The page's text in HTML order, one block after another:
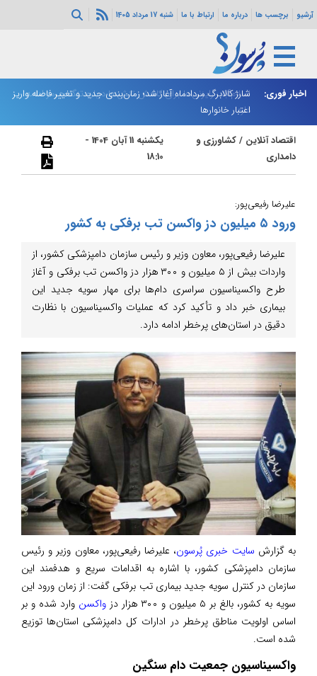
آرشیو برچسب ها درباره ما ارتباط با ما شنبه 17 مرداد 1405
اخبار فوری:
اسلام‌آباد: رایزنی‌ها برای کاهش تنش‌ها درباره تنگه هرمز ادامه
دارد
شارژ کالابرگ مردادماه آغاز شد؛ زمان‌بندی جدید و تغییر فاصله واریز
اعتبار خانوارها
اقتصاد آنلاین /کشاورزی و
دامداری
یکشنبه 11 آبان 1404 -
18:10
علیرضا رفیعی‌پور:
ورود ۵ میلیون دز واکسن تب برفکی به کشور
علیرضا رفیعی‌پور، معاون وزیر و رئیس سازمان دامپزشکی کشور، از
واردات بیش از ۵ میلیون و ۳۰۰ هزار دز واکسن تب برفکی و آغاز
طرح واکسیناسیون سراسری دام‌ها برای مهار سویه جدید این
بیماری خبر داد و تأکید کرد که عملیات واکسیناسیون با نظارت
دقیق در استان‌های پرخطر ادامه دارد.
به گزارش سایت خبری پُرسون، علیرضا رفیعی‌پور، معاون وزیر و رئیس
سازمان دامپزشکی کشور، با اشاره به اقدامات سریع و هدفمند این
سازمان در کنترل سویه جدید بیماری تب برفکی گفت: از زمان ورود این
سویه به کشور، بالغ بر ۵ میلیون و ۳۰۰ هزار دز
واکسن وارد شده و بر
اساس اولویت مناطق پرخطر در ادارات کل دامپزشکی استان‌ها توزیع
شده است.
واکسیناسیون جمعیت دام سنگین